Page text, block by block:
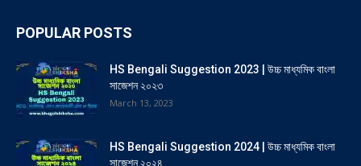
POPULAR POSTS
HS Bengali Suggestion 2023 | উচ্চ মাধ্যমিক বাংলা
সাজেশন ২০২৩
March 13, 2023
HS Bengali Suggestion 2024 | উচ্চ মাধ্যমিক বাংলা
সাজেশন ২০২৪